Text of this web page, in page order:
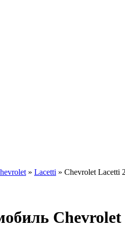
» Lacetti » Chevrolet Lacetti
Chevrolet